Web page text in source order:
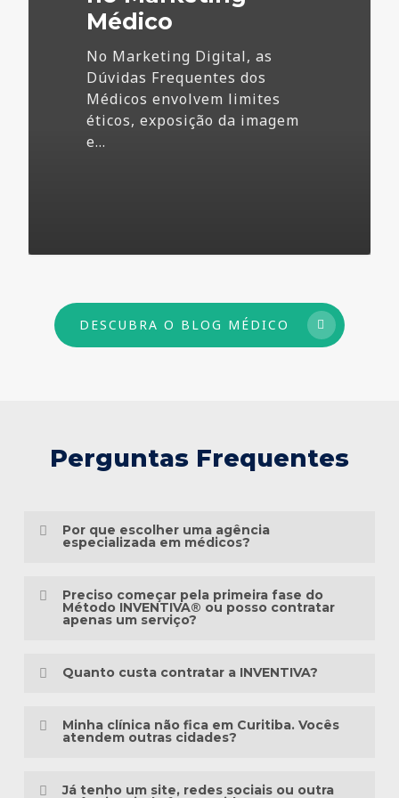
Médico
No Marketing Digital, as
Dúvidas Frequentes dos
Médicos envolvem limites
éticos, exposição da imagem
e…
DESCUBRA O BLOG MÉDICO
Perguntas Frequentes
Por que escolher uma agência
especializada em médicos?
mais do que conhecimento em publicidade.
paciente, as particularidades das
como as pessoas pesquisam sintomas,
Preciso começar pela primeira fase do
Método INVENTIVA® ou posso contratar
apenas um serviço?
diferente da sua presença digital. Algumas
precisam estruturar toda a base, enquanto
ou campanhas em andamento.
Quanto custa contratar a INVENTIVA?
padronizados, porque cada clínica possui
Minha clínica não fica em Curitiba. Vocês
atendem outras cidades?
Já tenho um site, redes sociais ou outra